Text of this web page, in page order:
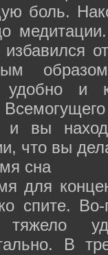
боль.
удобно и
и вы
что вы
сна
для
спите.
тяжело
В